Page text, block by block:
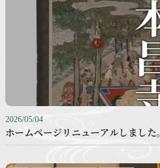
2026/05/04
ホームページリニューアルしました。